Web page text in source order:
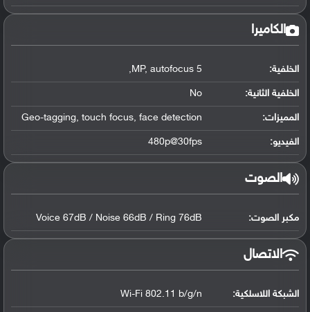
الكاميرا
الخلفية: 5 MP, autofocus,
الخلفية الثانية: No
المميزات: Geo-tagging, touch focus, face detection
الفيديو: 480p@30fps
الصوت
مكبر الصوت: Voice 67dB / Noise 66dB / Ring 76dB
الاتصال
الشبكة اللاسلكية: Wi-Fi 802.11 b/g/n